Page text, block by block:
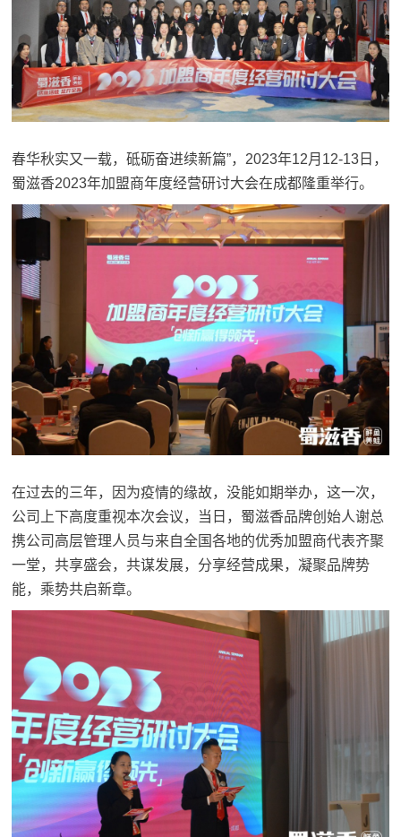
春华秋实又一载，砥砺奋进续新篇”，2023年12月12-13日，
蜀滋香2023年加盟商年度经营研讨大会在成都隆重举行。
在过去的三年，因为疫情的缘故，没能如期举办，这一次，
公司上下高度重视本次会议，当日，蜀滋香品牌创始人谢总
携公司高层管理人员与来自全国各地的优秀加盟商代表齐聚
一堂，共享盛会，共谋发展，分享经营成果，凝聚品牌势
能，乘势共启新章。